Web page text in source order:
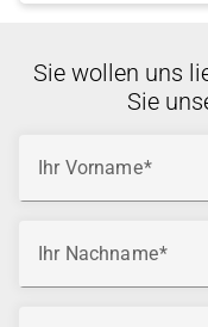
Sie wollen uns
Sie
Ihr Vorname
Ihr Nachname